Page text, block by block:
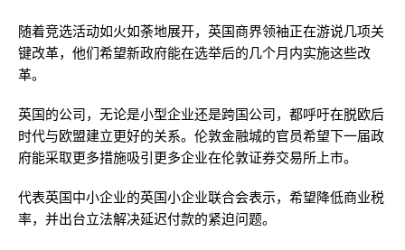
随着竞选活动如火如荼地展开，英国商界领袖正在游说几项关
键改革，他们希望新政府能在选举后的几个月内实施这些改
革。
英国的公司，无论是小型企业还是跨国公司，都呼吁在脱欧后
时代与欧盟建立更好的关系。伦敦金融城的官员希望下一届政
府能采取更多措施吸引更多企业在伦敦证券交易所上市。
代表英国中小企业的英国小企业联合会表示，希望降低商业税
率，并出台立法解决延迟付款的紧迫问题。